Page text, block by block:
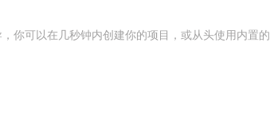
你可以在几秒钟内创建你的项目，或从头使用内置